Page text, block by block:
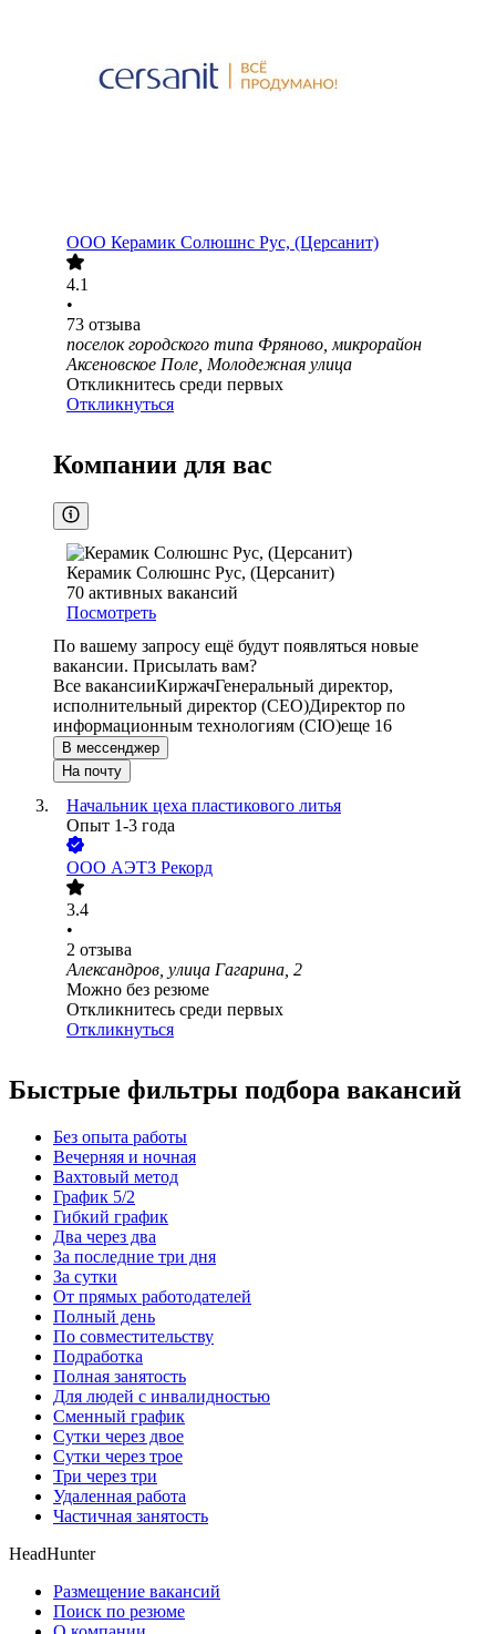
ООО Керамик Солюшнс Рус, (Церсанит)
4.1
•
73 отзыва
поселок городского типа Фряново, микрорайон
Аксеновское Поле, Молодежная улица
Откликнитесь среди первых
Откликнуться
Компании для вас
Керамик Солюшнс Рус, (Церсанит)
70 активных вакансий
Посмотреть
По вашему запросу ещё будут появляться новые
вакансии. Присылать вам?
Все вакансииКиржачГенеральный директор,
исполнительный директор (CEO)Директор по
информационным технологиям (CIO)еще 16
В мессенджер
На почту
Начальник цеха пластикового литья
Опыт 1-3 года
ООО АЭТЗ Рекорд
3.4
•
2 отзыва
Александров, улица Гагарина, 2
Можно без резюме
Откликнитесь среди первых
Откликнуться
Быстрые фильтры подбора вакансий
Без опыта работы
Вечерняя и ночная
Вахтовый метод
График 5/2
Гибкий график
Два через два
За последние три дня
За сутки
От прямых работодателей
Полный день
По совместительству
Подработка
Полная занятость
Для людей с инвалидностью
Сменный график
Сутки через двое
Сутки через трое
Три через три
Удаленная работа
Частичная занятость
HeadHunter
Размещение вакансий
Поиск по резюме